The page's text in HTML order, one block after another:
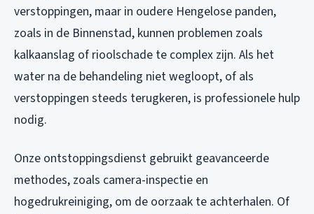
verstoppingen, maar in oudere Hengelose panden,
zoals in de Binnenstad, kunnen problemen zoals
kalkaanslag of rioolschade te complex zijn. Als het
water na de behandeling niet wegloopt, of als
verstoppingen steeds terugkeren, is professionele hulp
nodig.
Onze ontstoppingsdienst gebruikt geavanceerde
methodes, zoals camera-inspectie en
hogedrukreiniging, om de oorzaak te achterhalen. Of